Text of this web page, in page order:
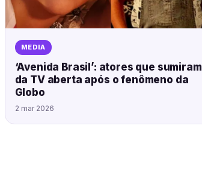
MEDIA
‘Avenida Brasil’: atores que sumiram
da TV aberta após o fenômeno da
Globo
2 mar 2026